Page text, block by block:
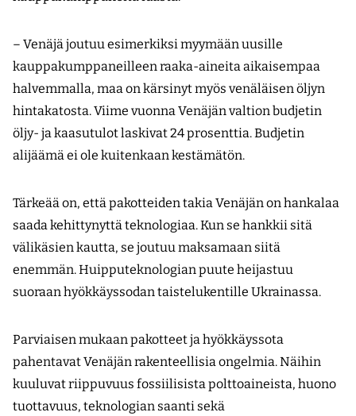
– Venäjä joutuu esimerkiksi myymään uusille
kauppakumppaneilleen raaka-aineita aikaisempaa
halvemmalla, maa on kärsinyt myös venäläisen öljyn
hintakatosta. Viime vuonna Venäjän valtion budjetin
öljy- ja kaasutulot laskivat 24 prosenttia. Budjetin
alijäämä ei ole kuitenkaan kestämätön.
Tärkeää on, että pakotteiden takia Venäjän on hankalaa
saada kehittynyttä teknologiaa. Kun se hankkii sitä
välikäsien kautta, se joutuu maksamaan siitä
enemmän. Huipputeknologian puute heijastuu
suoraan hyökkäyssodan taistelukentille Ukrainassa.
Parviaisen mukaan pakotteet ja hyökkäyssota
pahentavat Venäjän rakenteellisia ongelmia. Näihin
kuuluvat riippuvuus fossiilisista polttoaineista, huono
tuottavuus, teknologian saanti sekä